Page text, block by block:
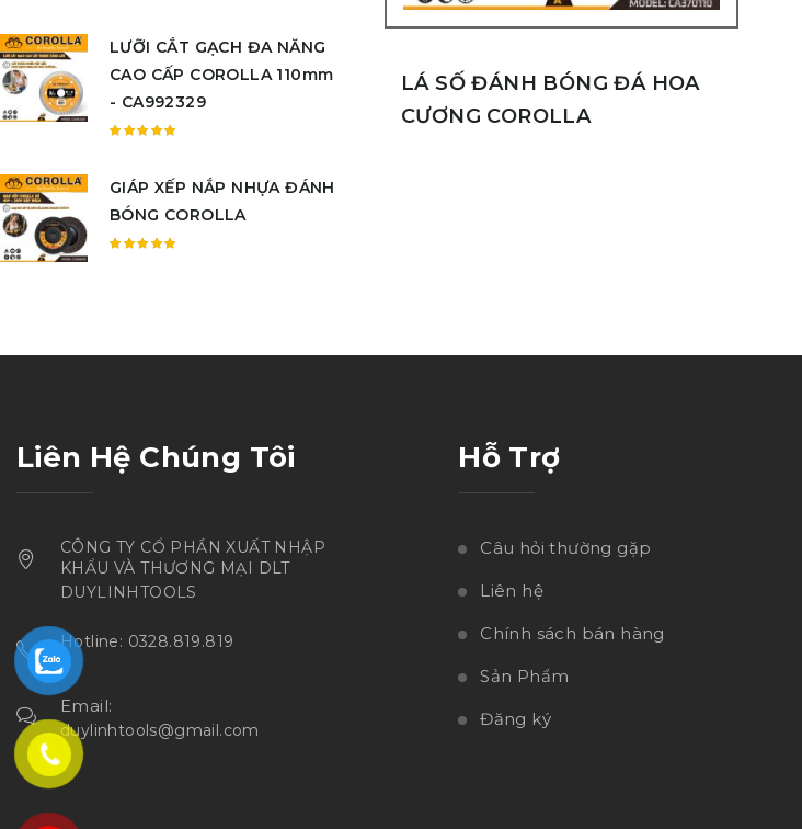
LÁ SỐ ĐÁNH BÓNG ĐÁ HOA
CƯƠNG COROLLA
5.00 5
sao
LƯỠI CẮT GẠCH ĐA NĂNG
CAO CẤP COROLLA 110mm
- CA992329
hạng
5.00 5
GIÁP XẾP NẮP NHỰA ĐÁNH
BÓNG COROLLA
Liên Hệ Chúng Tôi
CÔNG TY CỔ PHẦN XUẤT NHẬP
KHẨU VÀ THƯƠNG MẠI DLT
DUYLINHTOOLS
Hotline: 0328.819.819
Email:
duylinhtools@gmail.com
Hỗ Trợ
Câu hỏi thường gặp
Liên hệ
Chính sách bán hàng
Sản Phẩm
Đăng ký